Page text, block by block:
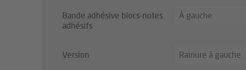
Bande adhésive blocs-notes
adhésifs
À gauche
Version Rainure à gauche